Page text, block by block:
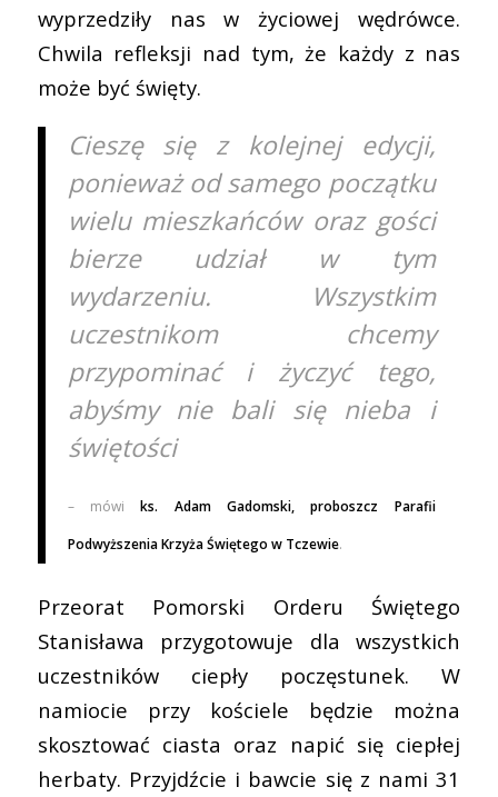
wyprzedziły nas w życiowej wędrówce.
Chwila refleksji nad tym, że każdy z nas
może być święty.
Cieszę się z kolejnej edycji,
ponieważ od samego początku
wielu mieszkańców oraz gości
bierze udział w tym
wydarzeniu. Wszystkim
uczestnikom chcemy
przypominać i życzyć tego,
abyśmy nie bali się nieba i
świętości
– mówiks. Adam Gadomski, proboszcz Parafii
Podwyższenia Krzyża Świętego w Tczewie.
Przeorat Pomorski Orderu Świętego
Stanisława przygotowuje dla wszystkich
uczestników ciepły poczęstunek. W
namiocie przy kościele będzie można
skosztować ciasta oraz napić się ciepłej
herbaty. Przyjdźcie i bawcie się z nami 31